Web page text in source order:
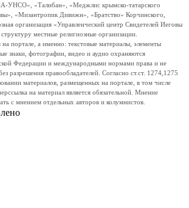
УНСО», «Талибан», «Меджлис крымско-татарского
«Мизантропик Дивижн», «Братство» Корчинского,
организация «Управленческий центр Свидетелей Иеговы
местные религиозные организации.
портале, а именно: текстовые материалы, элементы
знаки, фотографии, видео и аудио охраняются
Федерации и международными нормами права и не
разрешения правообладателей. Согласно ст.ст. 1274,1275
материалов, размещенных на портале, в том числе
на материал является обязательной. Мнение
с мнением отдельных авторов и колумнистов.